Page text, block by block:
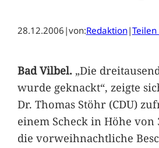
28.12.2006 |von:Redaktion|
Bad Vilbel.„Die
wurde geknackt“, zeigte
Dr. Thomas Stöhr (CDU)
einem Scheck in Höhe von
die vorweihnachtliche